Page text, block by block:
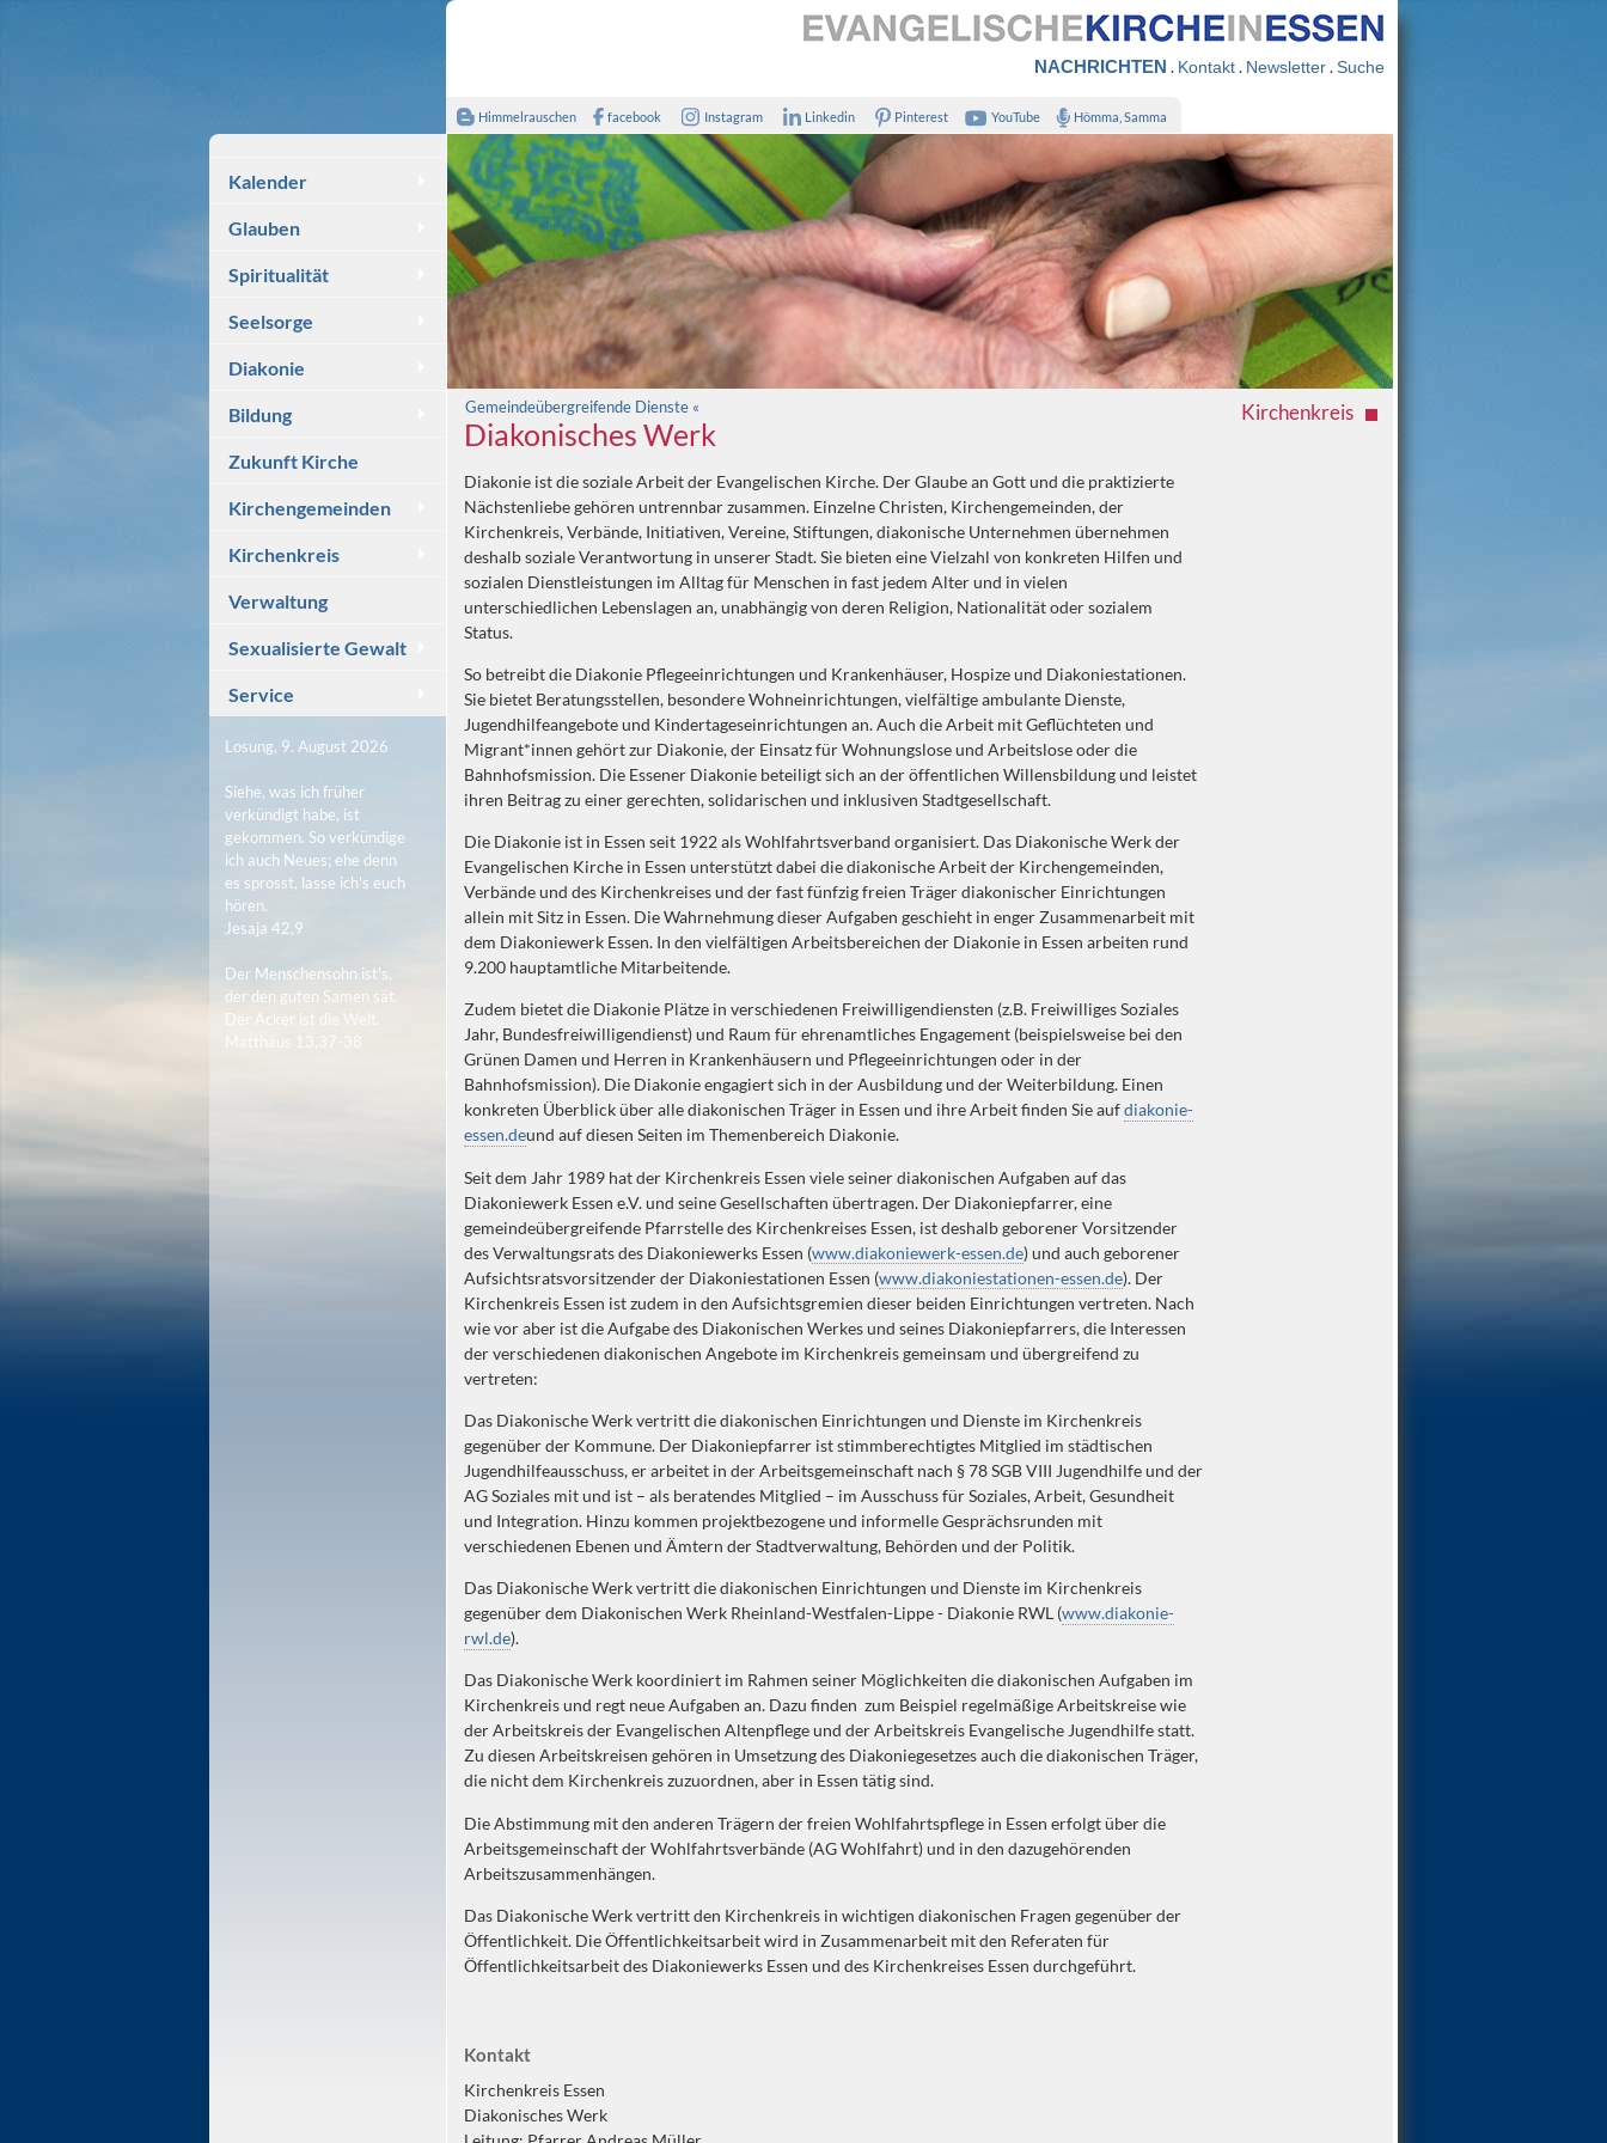
NACHRICHTEN . Kontakt. Newsletter.Suche
Himmelrauschen facebook Instagram Linkedin Pinterest YouTube Hömma, Samma
Kalender
Glauben
Spiritualität
Seelsorge
Diakonie
Bildung
Zukunft Kirche
Kirchengemeinden
Kirchenkreis
Verwaltung
Sexualisierte Gewalt
Service
Losung, 9. August 2026
Siehe, was ich früher
verkündigt habe, ist
gekommen. So verkündige
ich auch Neues; ehe denn
es sprosst, lasse ich's euch
hören.
Jesaja 42,9
Der Menschensohn ist's,
der den guten Samen sät.
Der Acker ist die Welt.
Matthäus 13,37-38
Kirchenkreis
Gemeindeübergreifende Dienste «
Diakonisches Werk
Diakonie ist die soziale Arbeit der Evangelischen Kirche. Der Glaube an Gott und die praktizierte
Nächstenliebe gehören untrennbar zusammen. Einzelne Christen, Kirchengemeinden, der
Kirchenkreis, Verbände, Initiativen, Vereine, Stiftungen, diakonische Unternehmen übernehmen
deshalb soziale Verantwortung in unserer Stadt. Sie bieten eine Vielzahl von konkreten Hilfen und
sozialen Dienstleistungen im Alltag für Menschen in fast jedem Alter und in vielen
unterschiedlichen Lebenslagen an, unabhängig von deren Religion, Nationalität oder sozialem
Status.
So betreibt die Diakonie Pflegeeinrichtungen und Krankenhäuser, Hospize und Diakoniestationen.
Sie bietet Beratungsstellen, besondere Wohneinrichtungen, vielfältige ambulante Dienste,
Jugendhilfeangebote und Kindertageseinrichtungen an. Auch die Arbeit mit Geflüchteten und
Migrant*innen gehört zur Diakonie, der Einsatz für Wohnungslose und Arbeitslose oder die
Bahnhofsmission. Die Essener Diakonie beteiligt sich an der öffentlichen Willensbildung und leistet
ihren Beitrag zu einer gerechten, solidarischen und inklusiven Stadtgesellschaft.
Die Diakonie ist in Essen seit 1922 als Wohlfahrtsverband organisiert. Das Diakonische Werk der
Evangelischen Kirche in Essen unterstützt dabei die diakonische Arbeit der Kirchengemeinden,
Verbände und des Kirchenkreises und der fast fünfzig freien Träger diakonischer Einrichtungen
allein mit Sitz in Essen. Die Wahrnehmung dieser Aufgaben geschieht in enger Zusammenarbeit mit
dem Diakoniewerk Essen. In den vielfältigen Arbeitsbereichen der Diakonie in Essen arbeiten rund
9.200 hauptamtliche Mitarbeitende.
Zudem bietet die Diakonie Plätze in verschiedenen Freiwilligendiensten (z.B. Freiwilliges Soziales
Jahr, Bundesfreiwilligendienst) und Raum für ehrenamtliches Engagement (beispielsweise bei den
Grünen Damen und Herren in Krankenhäusern und Pflegeeinrichtungen oder in der
Bahnhofsmission). Die Diakonie engagiert sich in der Ausbildung und der Weiterbildung. Einen
konkreten Überblick über alle diakonischen Träger in Essen und ihre Arbeit finden Sie aufdiakonie-
essen.deund auf diesen Seiten im Themenbereich Diakonie.
Seit dem Jahr 1989 hat der Kirchenkreis Essen viele seiner diakonischen Aufgaben auf das
Diakoniewerk Essen e.V. und seine Gesellschaften übertragen. Der Diakoniepfarrer, eine
gemeindeübergreifende Pfarrstelle des Kirchenkreises Essen, ist deshalb geborener Vorsitzender
des Verwaltungsrats des Diakoniewerks Essen (www.diakoniewerk-essen.de) und auch geborener
Aufsichtsratsvorsitzender der Diakoniestationen Essen (www.diakoniestationen-essen.de). Der
Kirchenkreis Essen ist zudem in den Aufsichtsgremien dieser beiden Einrichtungen vertreten. Nach
wie vor aber ist die Aufgabe des Diakonischen Werkes und seines Diakoniepfarrers, die Interessen
der verschiedenen diakonischen Angebote im Kirchenkreis gemeinsam und übergreifend zu
vertreten:
Das Diakonische Werk vertritt die diakonischen Einrichtungen und Dienste im Kirchenkreis
gegenüber der Kommune. Der Diakoniepfarrer ist stimmberechtigtes Mitglied im städtischen
Jugendhilfeausschuss, er arbeitet in der Arbeitsgemeinschaft nach § 78 SGB VIII Jugendhilfe und der
AG Soziales mit und ist – als beratendes Mitglied – im Ausschuss für Soziales, Arbeit, Gesundheit
und Integration. Hinzu kommen projektbezogene und informelle Gesprächsrunden mit
verschiedenen Ebenen und Ämtern der Stadtverwaltung, Behörden und der Politik.
Das Diakonische Werk vertritt die diakonischen Einrichtungen und Dienste im Kirchenkreis
gegenüber dem Diakonischen Werk Rheinland-Westfalen-Lippe - Diakonie RWL (www.diakonie-
rwl.de).
Das Diakonische Werk koordiniert im Rahmen seiner Möglichkeiten die diakonischen Aufgaben im
Kirchenkreis und regt neue Aufgaben an. Dazu finden zum Beispiel regelmäßige Arbeitskreise wie
der Arbeitskreis der Evangelischen Altenpflege und der Arbeitskreis Evangelische Jugendhilfe statt.
Zu diesen Arbeitskreisen gehören in Umsetzung des Diakoniegesetzes auch die diakonischen Träger,
die nicht dem Kirchenkreis zuzuordnen, aber in Essen tätig sind.
Die Abstimmung mit den anderen Trägern der freien Wohlfahrtspflege in Essen erfolgt über die
Arbeitsgemeinschaft der Wohlfahrtsverbände (AG Wohlfahrt) und in den dazugehörenden
Arbeitszusammenhängen.
Das Diakonische Werk vertritt den Kirchenkreis in wichtigen diakonischen Fragen gegenüber der
Öffentlichkeit. Die Öffentlichkeitsarbeit wird in Zusammenarbeit mit den Referaten für
Öffentlichkeitsarbeit des Diakoniewerks Essen und des Kirchenkreises Essen durchgeführt.
Kontakt
Kirchenkreis Essen
Diakonisches Werk